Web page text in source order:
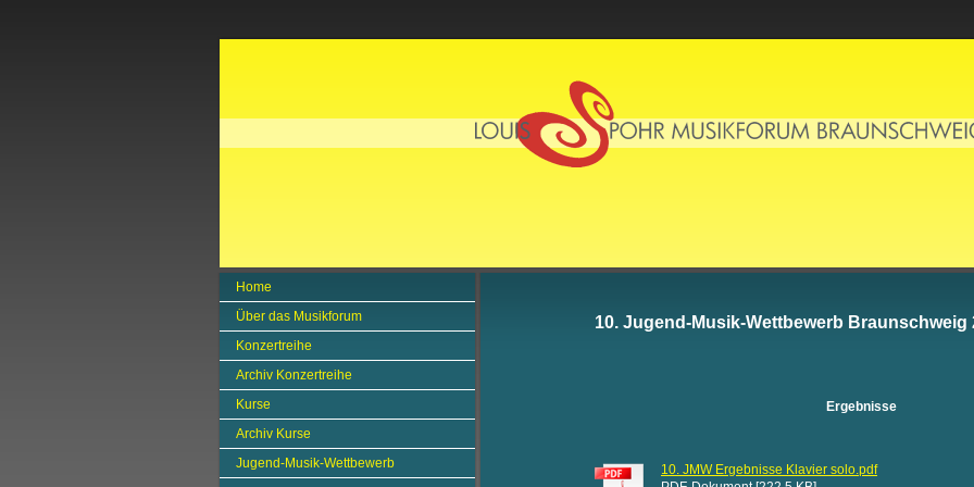
Home
Über das Musikforum
Konzertreihe
Archiv Konzertreihe
Kurse
Archiv Kurse
Jugend-Musik-Wettbewerb
10. Jugend-Musik-Wettbewerb Braunschweig
Ergebnisse
10. JMW Ergebnisse Klavier solo.pdf